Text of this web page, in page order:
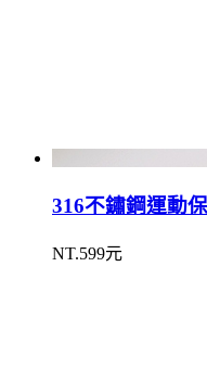
316不鏽鋼運動
NT.599元